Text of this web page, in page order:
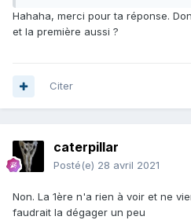
Hahaha, merci pour ta réponse.
et la première aussi ?
Citer
caterpillar
Posté(e) 28 avril 2021
Non. La 1ère n'a rien à voir et ne
faudrait la dégager un peu